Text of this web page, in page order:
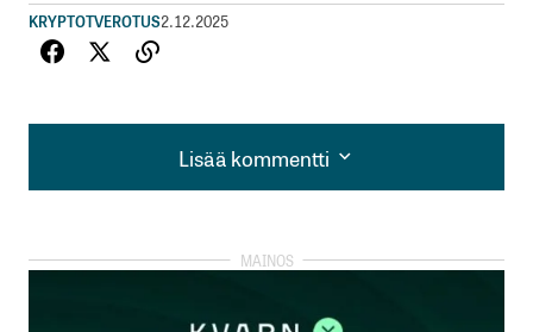
KRYPTOTVEROTUS2.12.2025
Lisää kommentti
Lisää kommentti
kirjautua
rekisteröityä